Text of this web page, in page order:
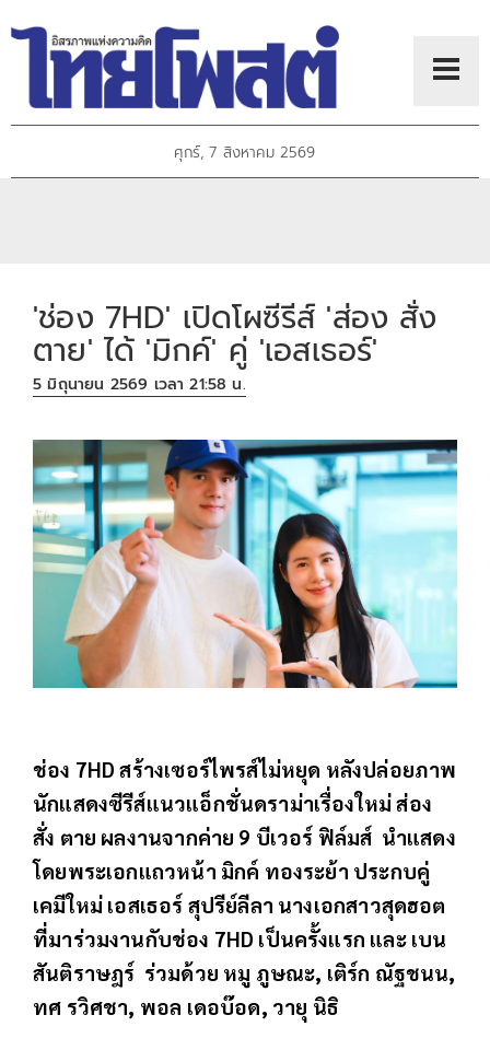
ศุกร์, 7 สิงหาคม 2569
'ช่อง 7HD' เปิดโผซีรีส์ 'ส่อง สั่ง
ตาย' ได้ 'มิกค์' คู่ 'เอสเธอร์'
5 มิถุนายน 2569 เวลา 21:58 น.
ช่อง 7HD สร้างเซอร์ไพรส์ไม่หยุด หลังปล่อยภาพ
นักแสดงซีรีส์แนวแอ็กชั่นดราม่าเรื่องใหม่ ส่อง
สั่ง ตาย ผลงานจากค่าย 9 บีเวอร์ ฟิล์มส์ นำแสดง
โดยพระเอกแถวหน้า มิกค์ ทองระย้า ประกบคู่
เคมีใหม่ เอสเธอร์ สุปรีย์ลีลา นางเอกสาวสุดฮอต
ที่มาร่วมงานกับช่อง 7HD เป็นครั้งแรก และ เบน
สันติราษฎร์ ร่วมด้วย หมู ภูษณะ, เติร์ก ณัฐชนน,
ทศ รวิศชา, พอล เดอบ๊อด, วายุ นิธิ